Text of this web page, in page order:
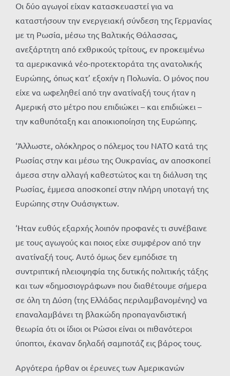
Οι δύο αγωγοί είχαν κατασκευαστεί για να
καταστήσουν την ενεργειακή σύνδεση της Γερμανίας
με τη Ρωσία, μέσω της Βαλτικής Θάλασσας,
ανεξάρτητη από εχθρικούς τρίτους, εν προκειμένω
τα αμερικανικά νέο-προτεκτοράτα της ανατολικής
Ευρώπης, όπως κατ’ εξοχήν η Πολωνία. Ο μόνος που
είχε να ωφεληθεί από την ανατίναξή τους ήταν η
Αμερική στο μέτρο που επιδιώκει – και επιδιώκει –
την καθυπόταξη και αποικιοποίηση της Ευρώπης.
‘Άλλωστε, ολόκληρος ο πόλεμος του ΝΑΤΟ κατά της
Ρωσίας στην και μέσω της Ουκρανίας, αν αποσκοπεί
άμεσα στην αλλαγή καθεστώτος και τη διάλυση της
Ρωσίας, έμμεσα αποσκοπεί στην πλήρη υποταγή της
Ευρώπης στην Ουάσιγκτων.
‘Ηταν ευθύς εξαρχής λοιπόν προφανές τι συνέβαινε
με τους αγωγούς και ποιος είχε συμφέρον από την
ανατίναξή τους. Αυτό όμως δεν εμπόδισε τη
συντριπτική πλειοψηφία της δυτικής πολιτικής τάξης
και των «δημοσιογράφων» που διαθέτουμε σήμερα
σε όλη τη Δύση (της Ελλάδας περιλαμβανομένης) να
επαναλαμβάνει τη βλακώδη προπαγανδιστική
θεωρία ότι οι ίδιοι οι Ρώσοι είναι οι πιθανότεροι
ύποπτοι, έκαναν δηλαδή σαμποτάζ εις βάρος τους.
Αργότερα ήρθαν οι έρευνες των Αμερικανών